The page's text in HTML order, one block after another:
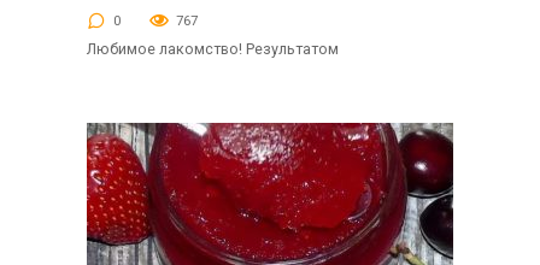
0 767
Любимое лакомство! Результатом